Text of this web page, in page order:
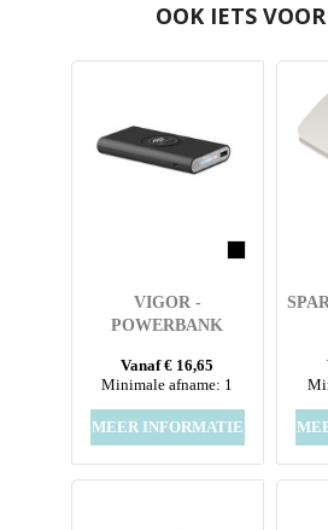
OOK IETS
VIGOR -
POWERBANK
OPLADEN
Vanaf € 16,65
Minimale afname: 1
MEER INFORMATIE